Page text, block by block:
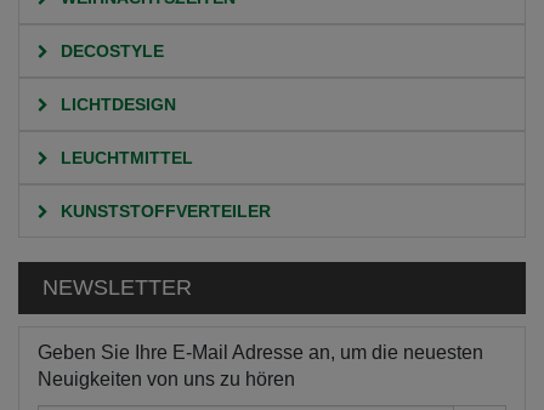
DECOSTYLE
LICHTDESIGN
LEUCHTMITTEL
KUNSTSTOFFVERTEILER
NEWSLETTER
Geben Sie Ihre E-Mail Adresse an, um die neuesten
Neuigkeiten von uns zu hören